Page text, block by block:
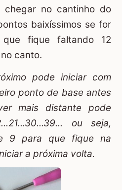
chegar no cantinho do
baixíssimos se for
fique faltando 12
canto.
pode iniciar com
ponto de base antes
mais distante pode
ou seja,
9 para que fique na
a próxima volta.